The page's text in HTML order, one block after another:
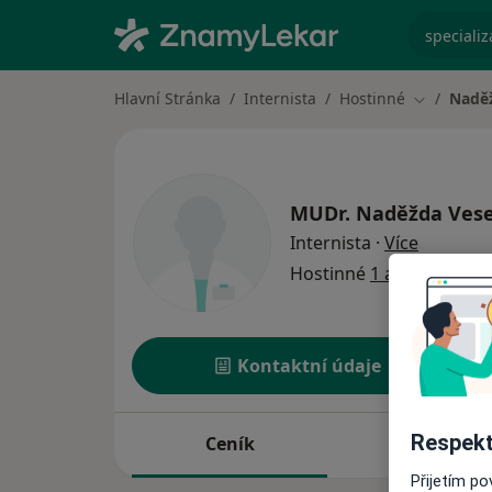
Hlavní Stránka Internista Hostinné Změna
MUDr. Naděžda
Internista · Víceo
Hostinné 1 adresa
Kontaktní údaje
Ceník Adresy
Přijetím